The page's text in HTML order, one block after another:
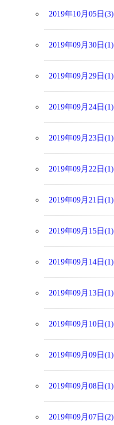
2019年10月05日(3)
2019年09月30日(1)
2019年09月29日(1)
2019年09月24日(1)
2019年09月23日(1)
2019年09月22日(1)
2019年09月21日(1)
2019年09月15日(1)
2019年09月14日(1)
2019年09月13日(1)
2019年09月10日(1)
2019年09月09日(1)
2019年09月08日(1)
2019年09月07日(2)